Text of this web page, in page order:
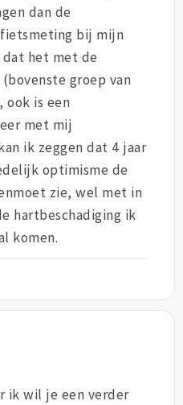
dan de
fietsmeting bij mijn
dat het met de
groep van
is een
met mij
ik zeggen dat 4 jaar
optimisme de
zie, wel met in
hartbeschadiging ik
komen.
ik wil je een verder